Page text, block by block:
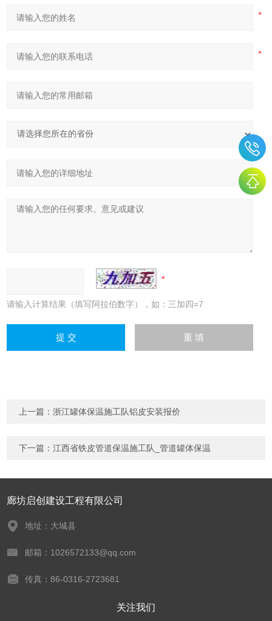
请输入计算结果（填写阿拉伯数字），如：三加四=7
上一篇：浙江罐体保温施工队铝皮安装报价
下一篇：江西省铁皮管道保温施工队_管道罐体保温
廊坊启创建设工程有限公司
地址：大城县
邮箱：1026572133@qq.com
传真：86-0316-2723681
关注我们